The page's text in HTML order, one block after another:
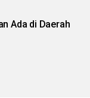
Ada di Daerah